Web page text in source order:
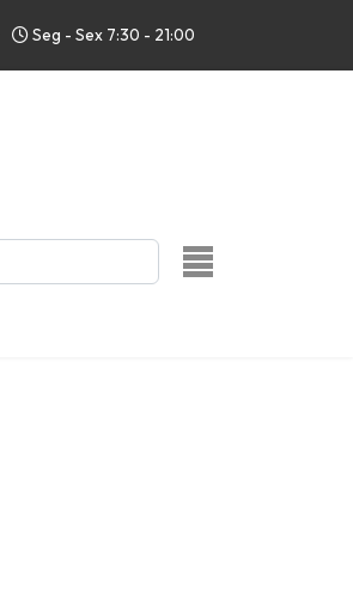
Seg - Sex 7:30 - 21:00